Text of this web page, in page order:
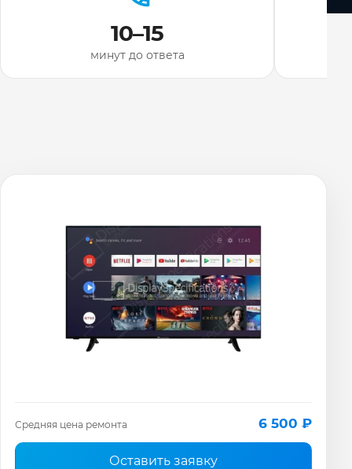
10–15
минут до ответа
Средняя цена ремонта 6 500 ₽
Оставить заявку